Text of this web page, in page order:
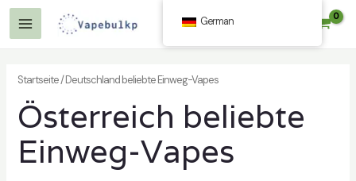
Zum
InhaltHauptmenü
Startseite/ Deutschland beliebte Einweg-Vapes
Österreich beliebte
Einweg-Vapes
German